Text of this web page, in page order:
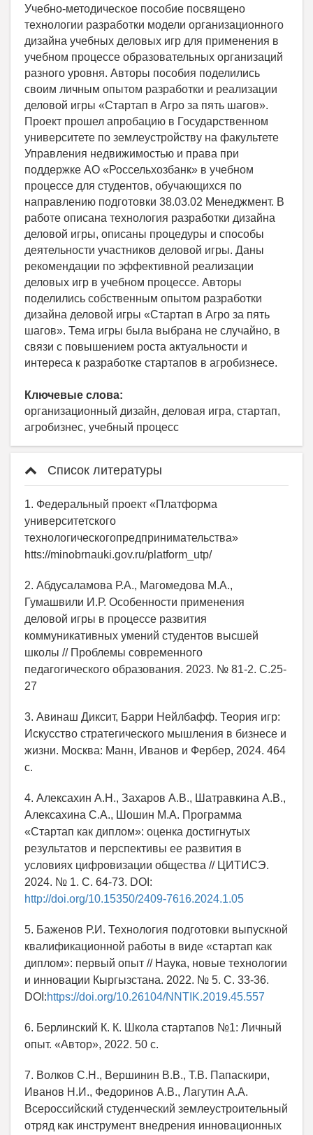
Учебно-методическое пособие посвящено
технологии разработки модели организационного
дизайна учебных деловых игр для применения в
учебном процессе образовательных организаций
разного уровня. Авторы пособия поделились
своим личным опытом разработки и реализации
деловой игры «Стартап в Агро за пять шагов».
Проект прошел апробацию в Государственном
университете по землеустройству на факультете
Управления недвижимостью и права при
поддержке АО «Россельхозбанк» в учебном
процессе для студентов, обучающихся по
направлению подготовки 38.03.02 Менеджмент. В
работе описана технология разработки дизайна
деловой игры, описаны процедуры и способы
деятельности участников деловой игры. Даны
рекомендации по эффективной реализации
деловых игр в учебном процессе. Авторы
поделились собственным опытом разработки
дизайна деловой игры «Стартап в Агро за пять
шагов». Тема игры была выбрана не случайно, в
связи с повышением роста актуальности и
интереса к разработке стартапов в агробизнесе.
Ключевые слова:
организационный дизайн, деловая игра, стартап,
агробизнес, учебный процесс
Список литературы
1. Федеральный проект «Платформа
университетского
технологическогопредпринимательства»
htts://minobrnauki.gov.ru/platform_utp/
2. Абдусаламова Р.А., Магомедова М.А.,
Гумашвили И.Р. Особенности применения
деловой игры в процессе развития
коммуникативных умений студентов высшей
школы // Проблемы современного
педагогического образования. 2023. № 81-2. С.25-
27
3. Авинаш Диксит, Барри Нейлбафф. Теория игр:
Искусство стратегического мышления в бизнесе и
жизни. Москва: Манн, Иванов и Фербер, 2024. 464
с.
4. Алексахин А.Н., Захаров А.В., Шатравкина А.В.,
Алексахина С.А., Шошин М.А. Программа
«Стартап как диплом»: оценка достигнутых
результатов и перспективы ее развития в
условиях цифровизации общества // ЦИТИСЭ.
2024. № 1. C. 64-73. DOI:
http://doi.org/10.15350/2409-7616.2024.1.05
5. Баженов Р.И. Технология подготовки выпускной
квалификационной работы в виде «стартап как
диплом»: первый опыт // Наука, новые технологии
и инновации Кыргызстана. 2022. № 5. С. 33-36.
DOI:https://doi.org/10.26104/NNTIK.2019.45.557
6. Берлинский К. К. Школа стартапов №1: Личный
опыт. «Автор», 2022. 50 с.
7. Волков С.Н., Вершинин В.В., Т.В. Папаскири,
Иванов Н.И., Федоринов А.В., Лагутин А.А.
Всероссийский студенческий землеустроительный
отряд как инструмент внедрения инновационных